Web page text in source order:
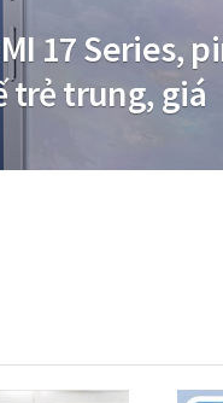
17 Series,
trẻ trung, giá